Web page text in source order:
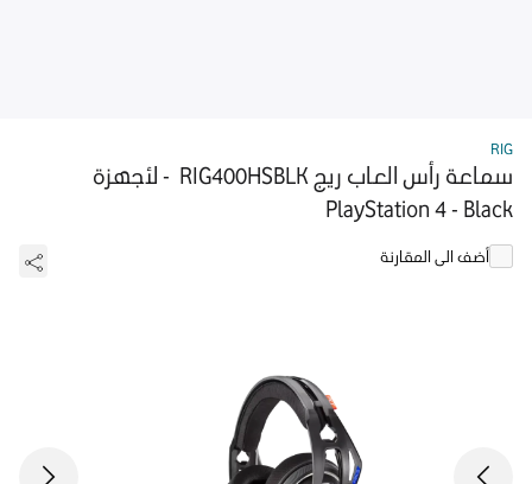
RIG
سماعة رأس العاب ريج RIG400HSBLK - لأجهزة
PlayStation 4 - Black
أضف الى المقارنة